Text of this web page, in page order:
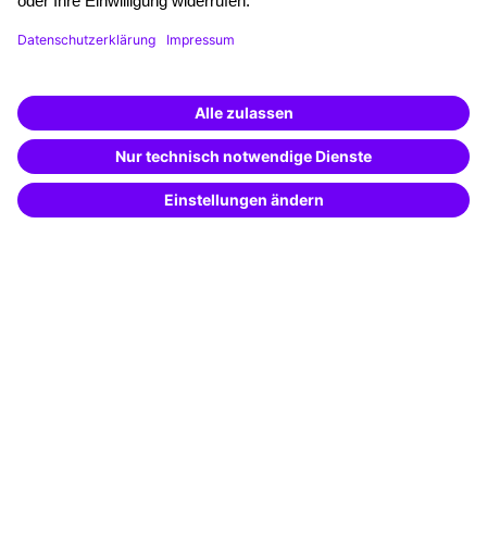
Fördermöglichkeiten
Weiterbildungs-App
Besondere Angebote
Potenzialanalyse
Transfercoaching
Weiterbildung finden -
mit KI-Power!
Beschreibe was du suchst und erhalte
passende Weiterbildungen vomKI-Berater
– schnell und treffsicher.